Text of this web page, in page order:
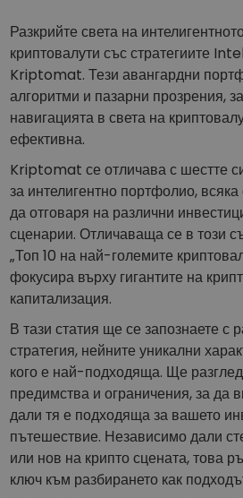
Повтаряща се печалба
Редовно планирани инвестиции
Сигнали за цените
Актуализации на цените на
Разглеждане на активи
Открийте възможности за инвестиции
Анализ на портфолио
Интелигентни прозрения за
Разкрийте света на
криптовалути със стратегиите
Kriptomat. Тези авангардни
алгоритми и пазарни прозрения,
навигацията в света на
ефективна.
Kriptomat се отличава с шестте
за интелигентно портфолио,
да отговаря на различни
сценарии. Отличаваща се в този
„Топ 10 на най-големите
фокусира върху гигантите на
капитализация.
В тази статия ще се запознаете с
стратегия, нейните уникални
кого е най-подходяща. Ще
предимства и ограничения, за да
дали тя е подходяща за вашето
пътешествие. Независимо дали
или нов на крипто сцената, това
ключ към разбирането как